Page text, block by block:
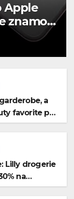
Apple
znamo
18 Pro
a
favorite po
Lilly drogerie
na